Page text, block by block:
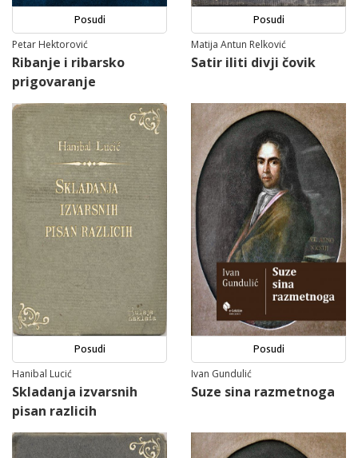
Posudi
Petar Hektorović
Ribanje i ribarsko
prigovaranje
Posudi
Matija Antun Relković
Satir iliti divji čovik
Posudi
Hanibal Lucić
Skladanja izvarsnih
pisan razlicih
Posudi
Ivan Gundulić
Suze sina razmetnoga